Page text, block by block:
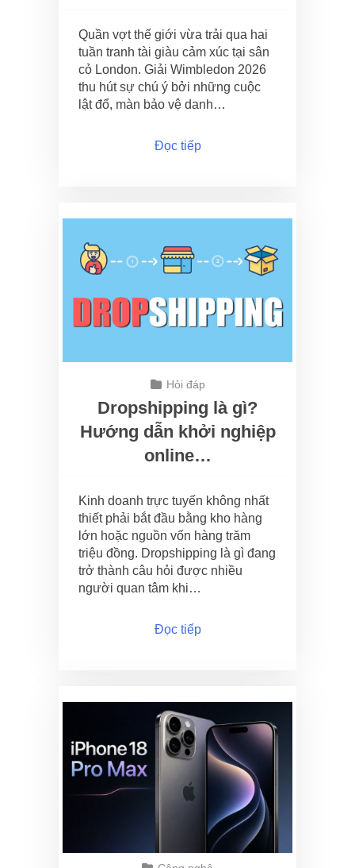
Quần vợt thế giới vừa trải qua hai
tuần tranh tài giàu cảm xúc tại sân
cỏ London. Giải Wimbledon 2026
thu hút sự chú ý bởi những cuộc
lật đổ, màn bảo vệ danh…
Đọc tiếp
Hỏi đáp
Dropshipping là gì?
Hướng dẫn khởi nghiệp
online…
Kinh doanh trực tuyến không nhất
thiết phải bắt đầu bằng kho hàng
lớn hoặc nguồn vốn hàng trăm
triệu đồng. Dropshipping là gì đang
trở thành câu hỏi được nhiều
người quan tâm khi…
Đọc tiếp